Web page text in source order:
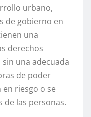
urbano,
de gobierno en
una
derechos
una adecuada
de poder
riesgo o se
de las personas.